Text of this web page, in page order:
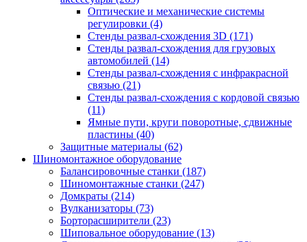
Оптические и механические системы
регулировки (4)
Стенды развал-схождения 3D (171)
Стенды развал-схождения для грузовых
автомобилей (14)
Стенды развал-схождения с инфракрасной
связью (21)
Стенды развал-схождения с кордовой связью
(11)
Ямные пути, круги поворотные, сдвижные
пластины (40)
Защитные материалы (62)
Шиномонтажное оборудование
Балансировочные станки (187)
Шиномонтажные станки (247)
Домкраты (214)
Вулканизаторы (73)
Борторасширители (23)
Шиповальное оборудование (13)